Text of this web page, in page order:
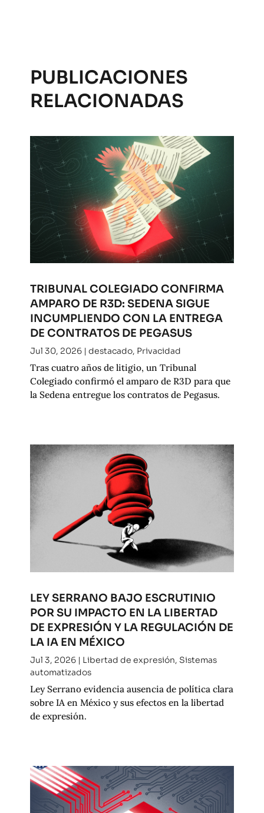
PUBLICACIONES
RELACIONADAS
TRIBUNAL COLEGIADO CONFIRMA
AMPARO DE R3D: SEDENA SIGUE
INCUMPLIENDO CON LA ENTREGA
DE CONTRATOS DE PEGASUS
Jul 30, 2026| destacado, Privacidad
Tras cuatro años de litigio, un Tribunal
Colegiado confirmó el amparo de R3D para que
la Sedena entregue los contratos de Pegasus.
LEY SERRANO BAJO ESCRUTINIO
POR SU IMPACTO EN LA LIBERTAD
DE EXPRESIÓN Y LA REGULACIÓN DE
LA IA EN MÉXICO
Jul 3, 2026| Libertad de expresión, Sistemas
automatizados
Ley Serrano evidencia ausencia de política clara
sobre IA en México y sus efectos en la libertad
de expresión.